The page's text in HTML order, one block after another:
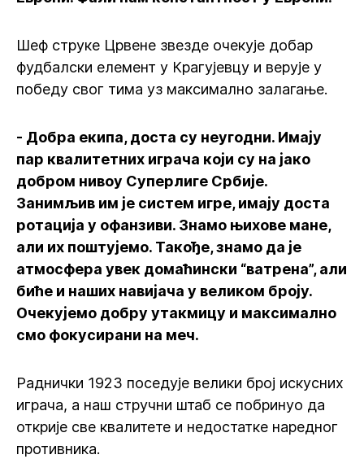
Шеф струке Црвене звезде очекује добар
фудбалски елемент у Крагујевцу и верује у
победу свог тима уз максимално залагање.
- Добра екипа, доста су неугодни. Имају
пар квалитетних играча који су на јако
добром нивоу Суперлиге Србије.
Занимљив им је систем игре, имају доста
ротација у офанзиви. Знамо њихове мане,
али их поштујемо. Такође, знамо да је
атмосфера увек домаћински “ватрена”, али
биће и наших навијача у великом броју.
Очекујемо добру утакмицу и максимално
смо фокусирани на меч.
Раднички 1923 поседује велики број искусних
играча, а наш стручни штаб се побринуо да
открије све квалитете и недостатке наредног
противника.